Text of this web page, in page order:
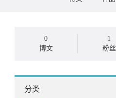
0
博文
1
粉丝
分类